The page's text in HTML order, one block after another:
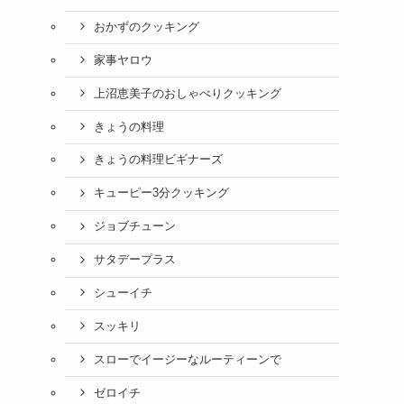
おかずのクッキング
家事ヤロウ
上沼恵美子のおしゃべりクッキング
きょうの料理
きょうの料理ビギナーズ
キューピー3分クッキング
ジョブチューン
サタデープラス
シューイチ
スッキリ
スローでイージーなルーティーンで
ゼロイチ